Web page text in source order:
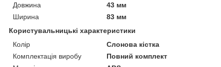
Довжина
43 мм
Ширина
83 мм
Користувальницькі характеристики
Колір
Слонова кістка
Комплектація виробу
Повний комплект